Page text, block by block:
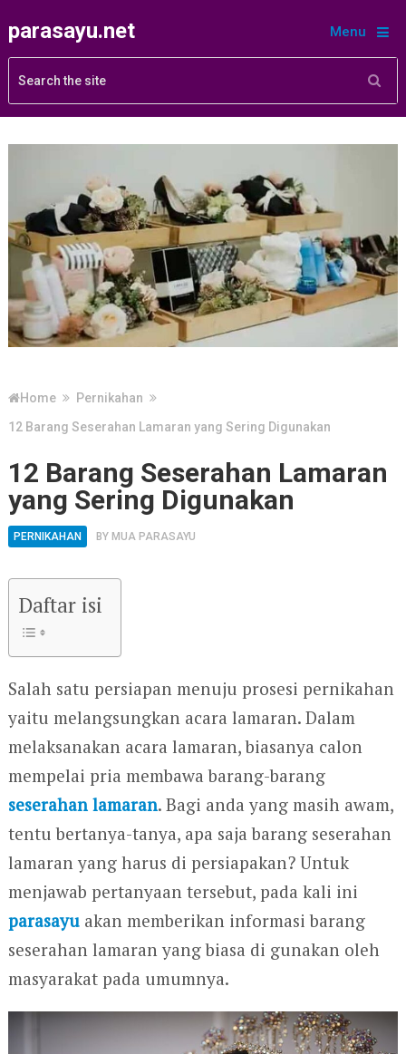
parasayu.net Menu
Home
Pernikahan
12 Barang Seserahan Lamaran yang Sering Digunakan
12 Barang Seserahan Lamaran
yang Sering Digunakan
PERNIKAHAN BY MUA PARASAYU
Daftar isi
Salah satu persiapan menuju prosesi pernikahan
yaitu melangsungkan acara lamaran. Dalam
melaksanakan acara lamaran, biasanya calon
mempelai pria membawa barang-barang
seserahan lamaran. Bagi anda yang masih awam,
tentu bertanya-tanya, apa saja barang seserahan
lamaran yang harus di persiapakan? Untuk
menjawab pertanyaan tersebut, pada kali ini
parasayuakan memberikan informasi barang
seserahan lamaran yang biasa di gunakan oleh
masyarakat pada umumnya.